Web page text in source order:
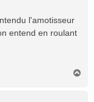
l'amotisseur
entend en roulant